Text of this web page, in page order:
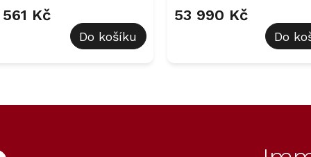
Kč
Do košíku
53 990 Kč
Do
v